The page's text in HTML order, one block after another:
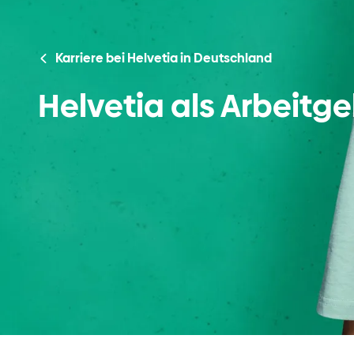
Karriere bei Helvetia in Deutschland
Helvetia als